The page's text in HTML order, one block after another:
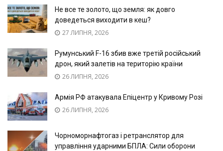
Не все те золото, що земля: як довго
доведеться виходити в кеш?
27 ЛИПНЯ, 2026
Румунський F-16 збив вже третій російський
дрон, який залетів на територію країни
26 ЛИПНЯ, 2026
Армія РФ атакувала Епіцентр у Кривому Розі
26 ЛИПНЯ, 2026
Чорноморнафтогаз і ретранслятор для
управління ударними БПЛА: Сили оборони